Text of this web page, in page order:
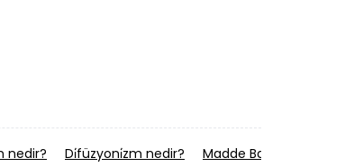
nedir? Di̇füzyoni̇zm nedir? Madde Bağimliliği nedir?